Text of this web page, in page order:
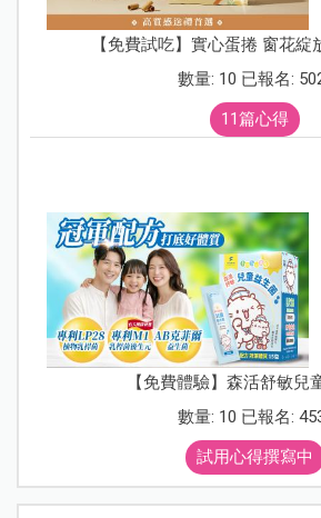
【免費試吃】實心蛋捲 窗花綻
數量: 10 已報名:
11篇心得
【免費體驗】森活舒敏兒
數量: 10 已報名:
試用心得撰寫中